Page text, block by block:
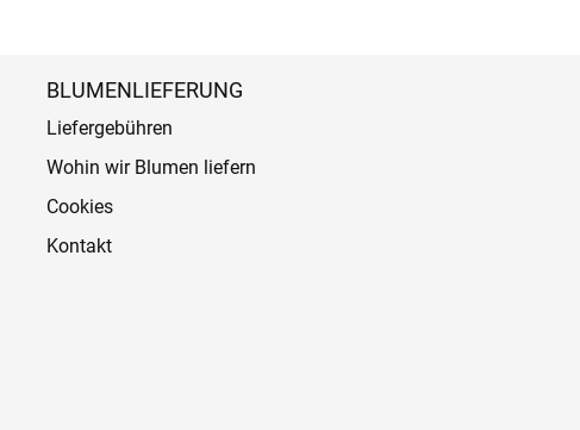
BLUMENLIEFERUNG
Liefergebühren
Wohin wir Blumen liefern
Cookies
Kontakt